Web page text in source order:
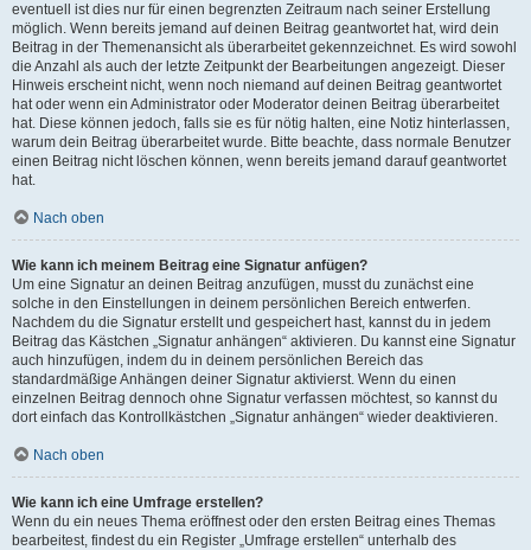
eventuell ist dies nur für einen begrenzten Zeitraum nach seiner Erstellung
möglich. Wenn bereits jemand auf deinen Beitrag geantwortet hat, wird dein
Beitrag in der Themenansicht als überarbeitet gekennzeichnet. Es wird sowohl
die Anzahl als auch der letzte Zeitpunkt der Bearbeitungen angezeigt. Dieser
Hinweis erscheint nicht, wenn noch niemand auf deinen Beitrag geantwortet
hat oder wenn ein Administrator oder Moderator deinen Beitrag überarbeitet
hat. Diese können jedoch, falls sie es für nötig halten, eine Notiz hinterlassen,
warum dein Beitrag überarbeitet wurde. Bitte beachte, dass normale Benutzer
einen Beitrag nicht löschen können, wenn bereits jemand darauf geantwortet
hat.
Nach oben
Wie kann ich meinem Beitrag eine Signatur anfügen?
Um eine Signatur an deinen Beitrag anzufügen, musst du zunächst eine
solche in den Einstellungen in deinem persönlichen Bereich entwerfen.
Nachdem du die Signatur erstellt und gespeichert hast, kannst du in jedem
Beitrag das Kästchen „Signatur anhängen“ aktivieren. Du kannst eine Signatur
auch hinzufügen, indem du in deinem persönlichen Bereich das
standardmäßige Anhängen deiner Signatur aktivierst. Wenn du einen
einzelnen Beitrag dennoch ohne Signatur verfassen möchtest, so kannst du
dort einfach das Kontrollkästchen „Signatur anhängen“ wieder deaktivieren.
Nach oben
Wie kann ich eine Umfrage erstellen?
Wenn du ein neues Thema eröffnest oder den ersten Beitrag eines Themas
bearbeitest, findest du ein Register „Umfrage erstellen“ unterhalb des